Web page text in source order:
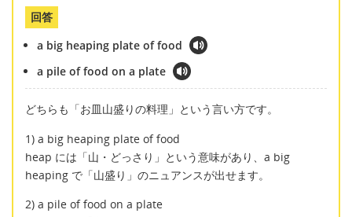
回答
a big heaping plate of food
a pile of food on a plate
どちらも「お皿山盛りの料理」という言い方です。
1) a big heaping plate of food
heap には「山・どっさり」という意味があり、a big
heaping で「山盛り」のニュアンスが出せます。
2) a pile of food on a plate